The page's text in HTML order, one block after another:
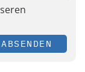
ABSENDEN